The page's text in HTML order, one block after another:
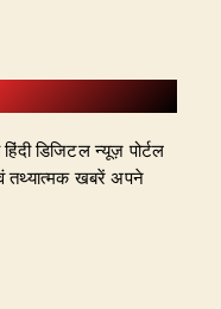
डिजिटल न्यूज़ पोर्टल
तथ्यात्मक खबरें अपने